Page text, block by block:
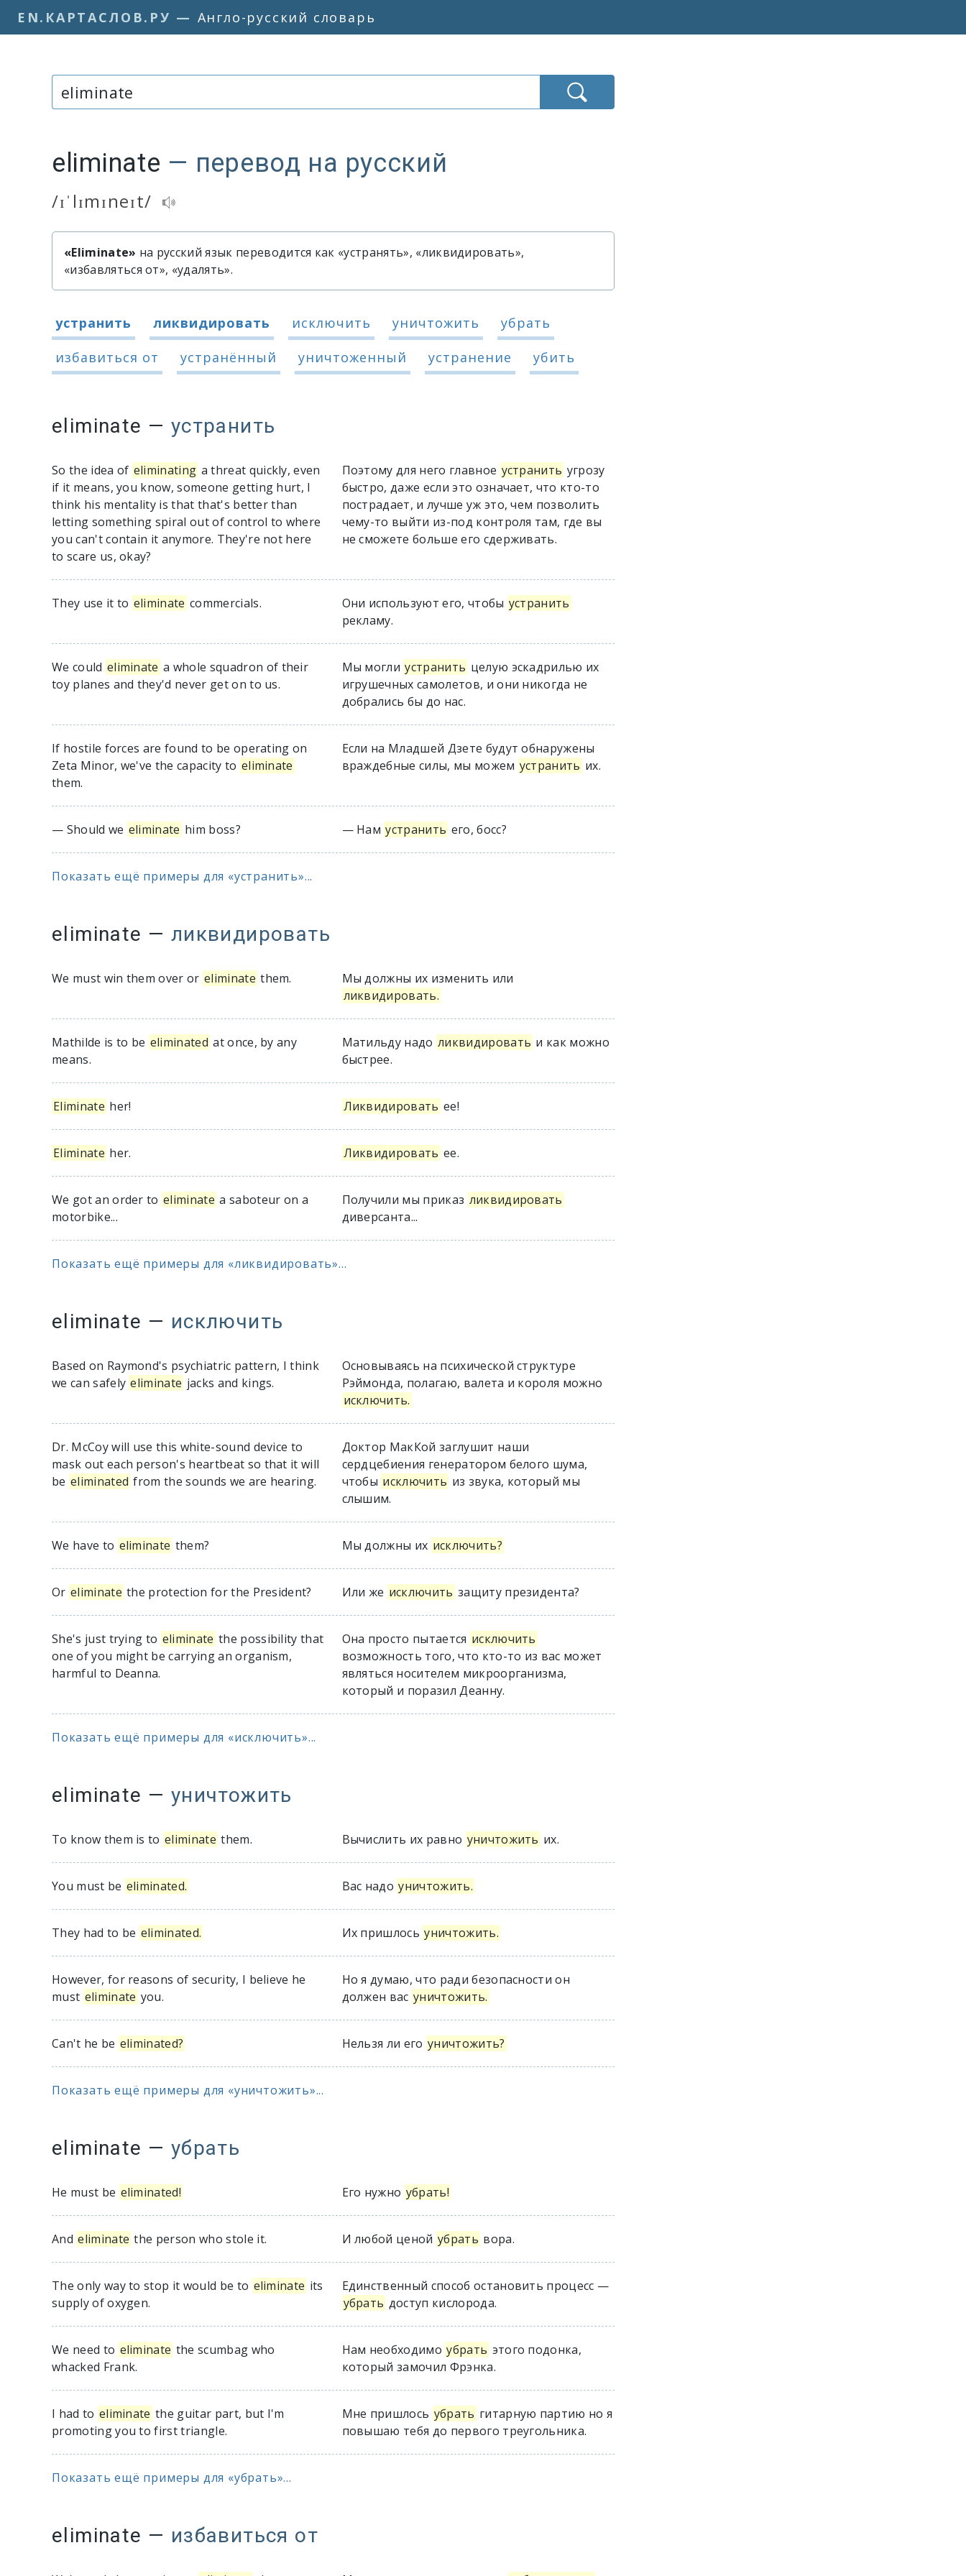
EN.КАРТАСЛОВ.РУ — Англо-русский словарь
eliminate — перевод на русский
Транскрипция и аудиопроизношение слова «eliminate»
/ɪˈlɪmɪneɪt/
Быстрый перевод слова «eliminate»
«Eliminate» на русский язык переводится как «устранять», «ликвидировать»,
«избавляться от», «удалять».
Варианты перевода слова «eliminate»
устранить ликвидировать исключить уничтожить
убрать
избавиться от
устранённый уничтоженный устранение убить
eliminate — устранить
So the idea of eliminating a threat quickly, even
if it means, you know, someone getting hurt, I
think his mentality is that that's better than
letting something spiral out of control to where
you can't contain it anymore. They're not here
to scare us, okay?
Поэтому для него главное устранить угрозу
быстро, даже если это означает, что кто-то
пострадает, и лучше уж это, чем позволить
чему-то выйти из-под контроля там, где вы
не сможете больше его сдерживать.
They use it to eliminate commercials. Они используют его, чтобы устранить
рекламу.
We could eliminate a whole squadron of their
toy planes and they'd never get on to us.
Мы могли устранить целую эскадрилью их
игрушечных самолетов, и они никогда не
добрались бы до нас.
If hostile forces are found to be operating on
Zeta Minor, we've the capacity to eliminate
them.
Если на Младшей Дзете будут обнаружены
враждебные силы, мы можем устранить их.
— Should we eliminate him boss? — Нам устранить его, босс?
Показать ещё примеры для «устранить»...
eliminate — ликвидировать
We must win them over or eliminate them.
Мы должны их изменить или
ликвидировать.
Mathilde is to be eliminated at once, by any
means.
Матильду надо ликвидировать и как можно
быстрее.
Eliminate her! Ликвидировать ее!
Eliminate her. Ликвидировать ее.
We got an order to eliminate a saboteur on a
motorbike...
Получили мы приказ ликвидировать
диверсанта...
Показать ещё примеры для «ликвидировать»...
eliminate — исключить
Based on Raymond's psychiatric pattern, I think
we can safely eliminate jacks and kings.
Основываясь на психической структуре
Рэймонда, полагаю, валета и короля можно
исключить.
Dr. McCoy will use this white-sound device to
mask out each person's heartbeat so that it will
be eliminated from the sounds we are hearing.
Доктор МакКой заглушит наши
сердцебиения генератором белого шума,
чтобы исключить из звука, который мы
слышим.
We have to eliminate them? Мы должны их исключить?
Or eliminate the protection for the President? Или же исключить защиту президента?
She's just trying to eliminate the possibility that
one of you might be carrying an organism,
harmful to Deanna.
Она просто пытается исключить
возможность того, что кто-то из вас может
являться носителем микроорганизма,
который и поразил Деанну.
Показать ещё примеры для «исключить»...
eliminate — уничтожить
To know them is to eliminate them. Вычислить их равно уничтожить их.
You must be eliminated. Вас надо уничтожить.
They had to be eliminated. Их пришлось уничтожить.
However, for reasons of security, I believe he
must eliminate you.
Но я думаю, что ради безопасности он
должен вас уничтожить.
Can't he be eliminated? Нельзя ли его уничтожить?
Показать ещё примеры для «уничтожить»...
eliminate — убрать
He must be eliminated! Его нужно убрать!
And eliminate the person who stole it. И любой ценой убрать вора.
The only way to stop it would be to eliminate its
supply of oxygen.
Единственный способ остановить процесс —
убрать доступ кислорода.
We need to eliminate the scumbag who
whacked Frank.
Нам необходимо убрать этого подонка,
который замочил Фрэнка.
I had to eliminate the guitar part, but I'm
promoting you to first triangle.
Мне пришлось убрать гитарную партию но я
повышаю тебя до первого треугольника.
Показать ещё примеры для «убрать»...
eliminate — избавиться от